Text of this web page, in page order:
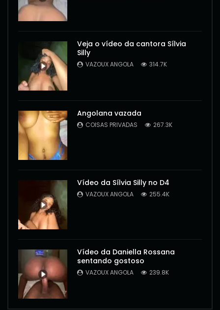
Veja o vídeo da cantora Sílvia
Silly
VAZOUX ANGOLA 314.7K
Angolana vazada
COISAS PRIVADAS 267.3K
Vídeo da Sílvia Silly no D4
VAZOUX ANGOLA 255.4K
Vídeo da Daniella Rossana
sentando gostoso
VAZOUX ANGOLA 239.8K